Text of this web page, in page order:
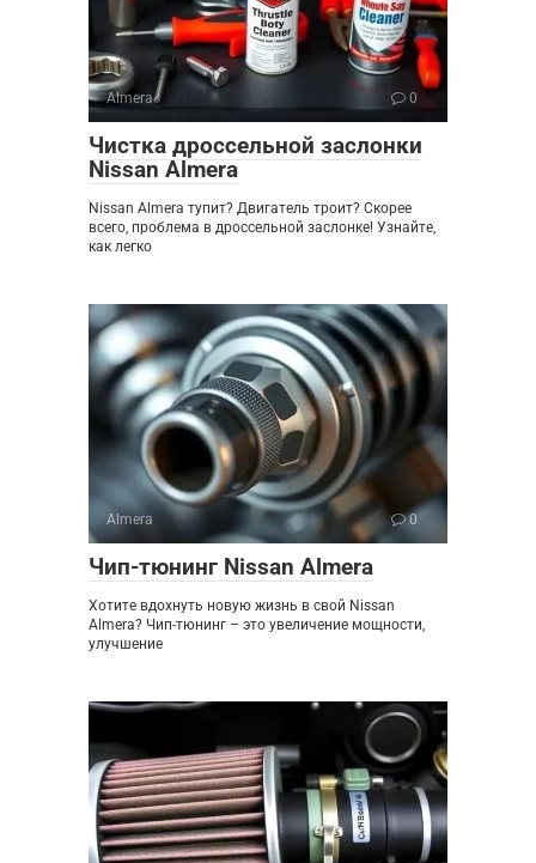
Almera 0
Чистка дроссельной заслонки
Nissan Almera
Nissan Almera тупит? Двигатель троит? Скорее
всего, проблема в дроссельной заслонке! Узнайте,
как легко
Almera 0
Чип-тюнинг Nissan Almera
Хотите вдохнуть новую жизнь в свой Nissan
Almera? Чип-тюнинг – это увеличение мощности,
улучшение